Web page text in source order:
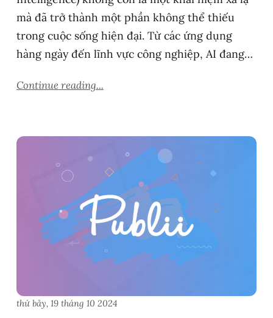
mà đã trở thành một phần không thể thiếu
trong cuộc sống hiện đại. Từ các ứng dụng
hàng ngày đến lĩnh vực công nghiệp, AI đang…
Continue reading...
thứ bảy, 19 tháng 10 2024